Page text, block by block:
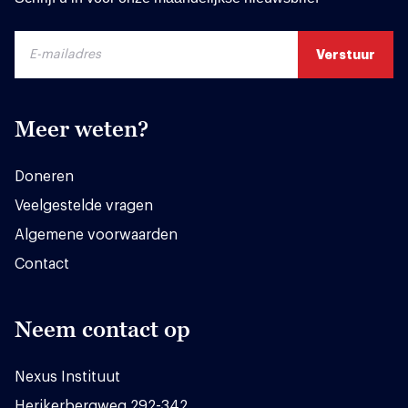
Meer weten?
Doneren
Veelgestelde vragen
Algemene voorwaarden
Contact
Neem contact op
Nexus Instituut